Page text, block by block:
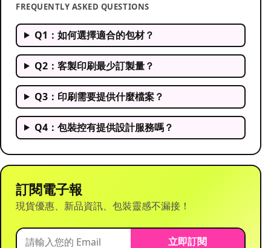
FREQUENTLY ASKED QUESTIONS
Q1：如何選擇適合的包材？
Q2：客製印刷最少訂製量？
Q3：印刷需要提供什麼檔案？
Q4：包裝控有提供設計服務嗎？
訂閱電子報
現貨優惠、新品資訊、包裝靈感不漏接！
立即訂閱